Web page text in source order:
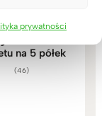
prywatności
na 5 półek
(46)